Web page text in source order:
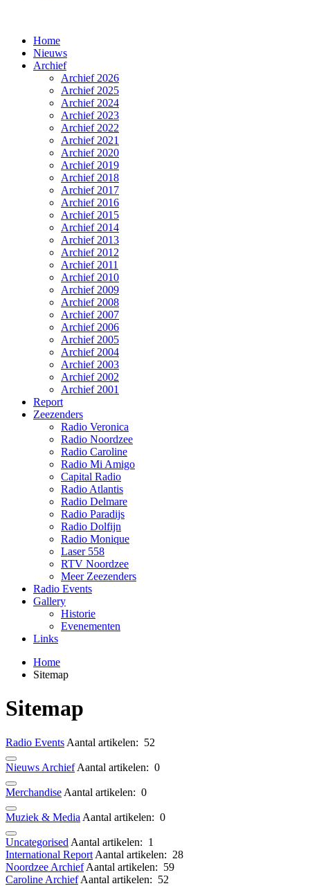
Home
Nieuws
Archief
Archief 2026
Archief 2025
Archief 2024
Archief 2023
Archief 2022
Archief 2021
Archief 2020
Archief 2019
Archief 2018
Archief 2017
Archief 2016
Archief 2015
Archief 2014
Archief 2013
Archief 2012
Archief 2011
Archief 2010
Archief 2009
Archief 2008
Archief 2007
Archief 2006
Archief 2005
Archief 2004
Archief 2003
Archief 2002
Archief 2001
Report
Zeezenders
Radio Veronica
Radio Noordzee
Radio Caroline
Radio Mi Amigo
Capital Radio
Radio Atlantis
Radio Delmare
Radio Paradijs
Radio Dolfijn
Radio Monique
Laser 558
RTV Noordzee
Meer Zeezenders
Radio Events
Gallery
Historie
Evenementen
Links
Home
Sitemap
Sitemap
Radio Events Aantal artikelen: 52
Nieuws Archief Aantal artikelen: 0
Merchandise Aantal artikelen: 0
Muziek & Media Aantal artikelen: 0
Uncategorised Aantal artikelen: 1
International Report Aantal artikelen: 28
Noordzee Archief Aantal artikelen: 59
Caroline Archief Aantal artikelen: 52